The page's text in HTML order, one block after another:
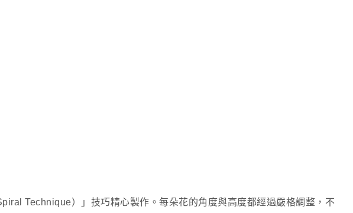
Technique）」技巧精心製作。每朵花的角度與高度都經過嚴格調整，不